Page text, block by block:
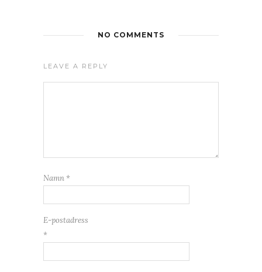
NO COMMENTS
LEAVE A REPLY
Namn *
E-postadress
*